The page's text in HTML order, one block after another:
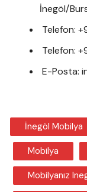
İnegöl/
Telefon:
Telefon:
E-Posta:
İnegöl Mobilya
Mobilya
Mobilyanız